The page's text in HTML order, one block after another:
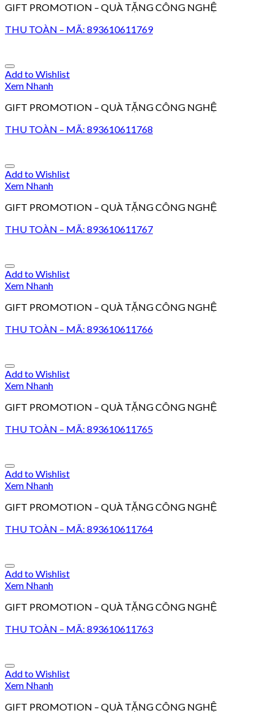
GIFT PROMOTION – QUÀ TẶNG CÔNG NGHỆ
THU TOÀN – MÃ: 893610611769
Add to Wishlist
Xem Nhanh
GIFT PROMOTION – QUÀ TẶNG CÔNG NGHỆ
THU TOÀN – MÃ: 893610611768
Add to Wishlist
Xem Nhanh
GIFT PROMOTION – QUÀ TẶNG CÔNG NGHỆ
THU TOÀN – MÃ: 893610611767
Add to Wishlist
Xem Nhanh
GIFT PROMOTION – QUÀ TẶNG CÔNG NGHỆ
THU TOÀN – MÃ: 893610611766
Add to Wishlist
Xem Nhanh
GIFT PROMOTION – QUÀ TẶNG CÔNG NGHỆ
THU TOÀN – MÃ: 893610611765
Add to Wishlist
Xem Nhanh
GIFT PROMOTION – QUÀ TẶNG CÔNG NGHỆ
THU TOÀN – MÃ: 893610611764
Add to Wishlist
Xem Nhanh
GIFT PROMOTION – QUÀ TẶNG CÔNG NGHỆ
THU TOÀN – MÃ: 893610611763
Add to Wishlist
Xem Nhanh
GIFT PROMOTION – QUÀ TẶNG CÔNG NGHỆ